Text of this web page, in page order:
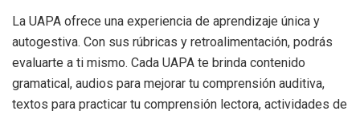
La UAPA ofrece una experiencia de aprendizaje única y
autogestiva. Con sus rúbricas y retroalimentación, podrás
evaluarte a ti mismo. Cada UAPA te brinda contenido
gramatical, audios para mejorar tu comprensión auditiva,
textos para practicar tu comprensión lectora, actividades de